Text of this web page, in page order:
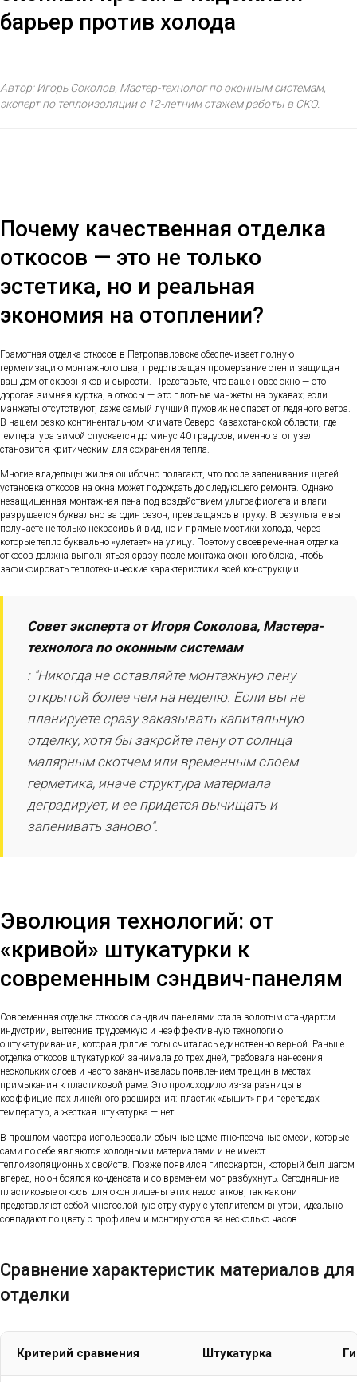
барьер против холода
Автор: Игорь Соколов, Мастер-технолог по оконным системам,
эксперт по теплоизоляции с 12-летним стажем работы в СКО.
Почему качественная отделка
откосов — это не только
эстетика, но и реальная
экономия на отоплении?
Грамотная отделка откосов в Петропавловске обеспечивает полную
герметизацию монтажного шва, предотвращая промерзание стен и защищая
ваш дом от сквозняков и сырости. Представьте, что ваше новое окно — это
дорогая зимняя куртка, а откосы — это плотные манжеты на рукавах; если
манжеты отсутствуют, даже самый лучший пуховик не спасет от ледяного ветра.
В нашем резко континентальном климате Северо-Казахстанской области, где
температура зимой опускается до минус 40 градусов, именно этот узел
становится критическим для сохранения тепла.
Многие владельцы жилья ошибочно полагают, что после запенивания щелей
установка откосов на окна может подождать до следующего ремонта. Однако
незащищенная монтажная пена под воздействием ультрафиолета и влаги
разрушается буквально за один сезон, превращаясь в труху. В результате вы
получаете не только некрасивый вид, но и прямые мостики холода, через
которые тепло буквально «улетает» на улицу. Поэтому своевременная отделка
откосов должна выполняться сразу после монтажа оконного блока, чтобы
зафиксировать теплотехнические характеристики всей конструкции.
Совет эксперта от Игоря Соколова, Мастера-
технолога по оконным системам
: "Никогда не оставляйте монтажную пену
открытой более чем на неделю. Если вы не
планируете сразу заказывать капитальную
отделку, хотя бы закройте пену от солнца
малярным скотчем или временным слоем
герметика, иначе структура материала
деградирует, и ее придется вычищать и
запенивать заново".
Эволюция технологий: от
«кривой» штукатурки к
современным сэндвич-панелям
Современная отделка откосов сэндвич панелями стала золотым стандартом
индустрии, вытеснив трудоемкую и неэффективную технологию
оштукатуривания, которая долгие годы считалась единственно верной. Раньше
отделка откосов штукатуркой занимала до трех дней, требовала нанесения
нескольких слоев и часто заканчивалась появлением трещин в местах
примыкания к пластиковой раме. Это происходило из-за разницы в
коэффициентах линейного расширения: пластик «дышит» при перепадах
температур, а жесткая штукатурка — нет.
В прошлом мастера использовали обычные цементно-песчаные смеси, которые
сами по себе являются холодными материалами и не имеют
теплоизоляционных свойств. Позже появился гипсокартон, который был шагом
вперед, но он боялся конденсата и со временем мог разбухнуть. Сегодняшние
пластиковые откосы для окон лишены этих недостатков, так как они
представляют собой многослойную структуру с утеплителем внутри, идеально
совпадают по цвету с профилем и монтируются за несколько часов.
Сравнение характеристик материалов для
отделки
Критерий сравнения Штукатурка